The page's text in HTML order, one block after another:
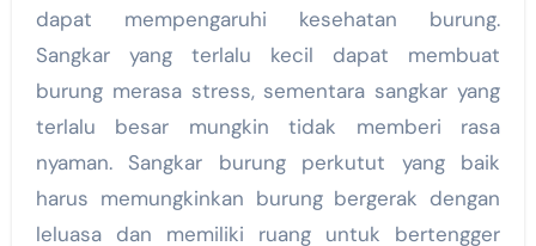
dapat mempengaruhi kesehatan burung.
Sangkar yang terlalu kecil dapat membuat
burung merasa stress, sementara sangkar yang
terlalu besar mungkin tidak memberi rasa
nyaman. Sangkar burung perkutut yang baik
harus memungkinkan burung bergerak dengan
leluasa dan memiliki ruang untuk bertengger